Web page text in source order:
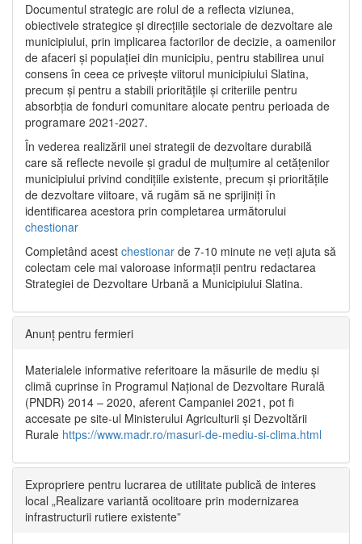
Documentul strategic are rolul de a reflecta viziunea,
obiectivele strategice și direcțiile sectoriale de dezvoltare ale
municipiului, prin implicarea factorilor de decizie, a oamenilor
de afaceri și populației din municipiu, pentru stabilirea unui
consens în ceea ce privește viitorul municipiului Slatina,
precum și pentru a stabili prioritățile și criteriile pentru
absorbția de fonduri comunitare alocate pentru perioada de
programare 2021-2027.
În vederea realizării unei strategii de dezvoltare durabilă
care să reflecte nevoile și gradul de mulțumire al cetățenilor
municipiului privind condițiile existente, precum și prioritățile
de dezvoltare viitoare, vă rugăm să ne sprijiniți în
identificarea acestora prin completarea următorului
chestionar
Completând acest chestionar de 7-10 minute ne veți ajuta să
colectam cele mai valoroase informații pentru redactarea
Strategiei de Dezvoltare Urbană a Municipiului Slatina.
Anunț pentru fermieri
Materialele informative referitoare la măsurile de mediu și
climă cuprinse în Programul Național de Dezvoltare Rurală
(PNDR) 2014 – 2020, aferent Campaniei 2021, pot fi
accesate pe site-ul Ministerului Agriculturii și Dezvoltării
Rurale https://www.madr.ro/masuri-de-mediu-si-clima.html
Expropriere pentru lucrarea de utilitate publică de interes
local „Realizare variantă ocolitoare prin modernizarea
infrastructurii rutiere existente”